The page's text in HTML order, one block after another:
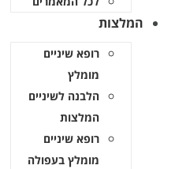
רופא שיניים
הלבנה לשיניים
רופא שיניים
מומלץ בעפולה